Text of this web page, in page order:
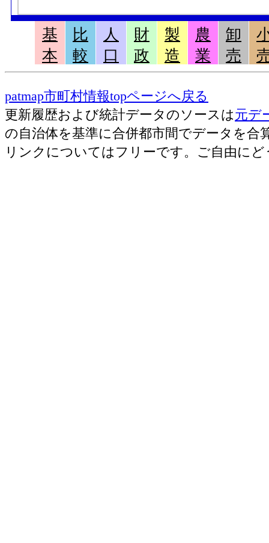
基
本
比
較
人
口
財
政
製
造
農
業
卸
売
patmap市町村情報topページへ戻る
更新履歴および統計データのソースは元デ
の自治体を基準に合併都市間でデータを合
リンクについてはフリーです。ご自由にど